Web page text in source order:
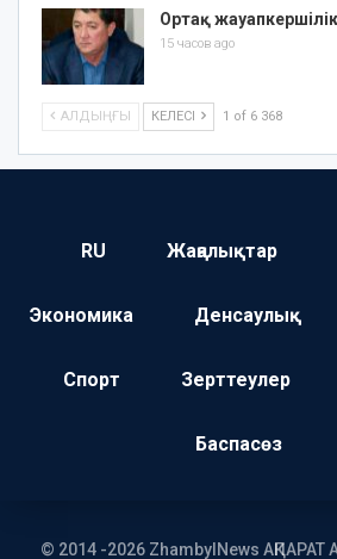
Ортақ
15 часов ago
АЛДЫҢҒЫ КЕЛЕСІ 1 of 6 368
RU Жаңалықтар
Экономика Денсаулық
Спорт Зерттеулер
Баспасөз
© 2014 -2026 ZhambylNews АҚПАРАТ